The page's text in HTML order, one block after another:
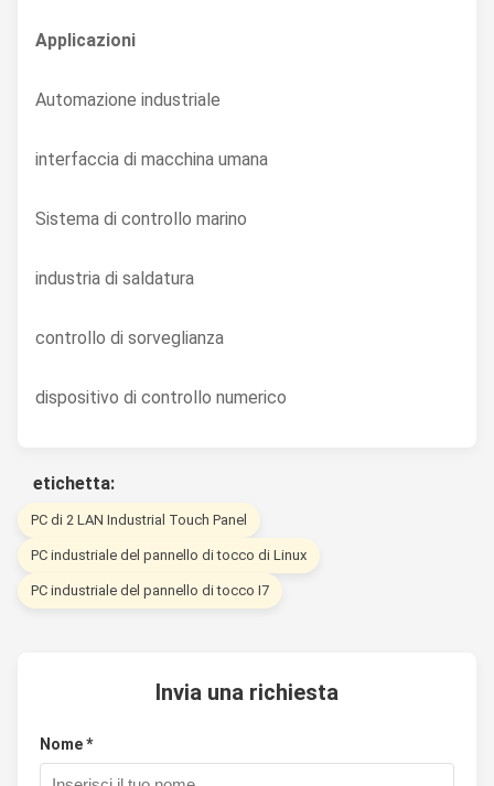
Applicazioni
Automazione industriale
interfaccia di macchina umana
Sistema di controllo marino
industria di saldatura
controllo di sorveglianza
dispositivo di controllo numerico
etichetta:
PC di 2 LAN Industrial Touch Panel
PC industriale del pannello di tocco di Linux
PC industriale del pannello di tocco I7
Invia una richiesta
Nome *